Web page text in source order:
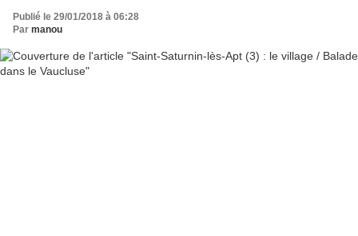
Publié le 29/01/2018 à 06:28
Par manou